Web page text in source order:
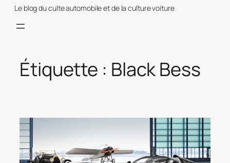
Le blog du culte automobile et de la culture voiture
Étiquette : Black Bess